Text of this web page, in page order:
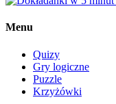
Menu
Quizy
Gry logiczne
Puzzle
Krzyżówki